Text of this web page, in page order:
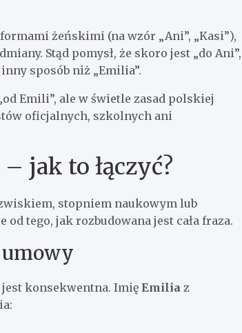
żeńskimi (na wzór „Ani”, „Kasi”),
Stąd pomysł, że skoro jest „do Ani”,
sposób niż „Emilia”.
Emili”, ale w świetle zasad polskiej
oficjalnych, szkolnych ani
jak to łączyć?
stopniem naukowym lub
tego, jak rozbudowana jest cała fraza.
konsekwentna. Imię Emilia z